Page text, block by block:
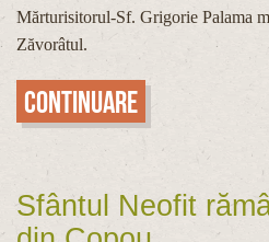
Mărturisitorul-Sf. Grigorie Palama
Zăvorâtul.
Continuare
Sfântul Neofit